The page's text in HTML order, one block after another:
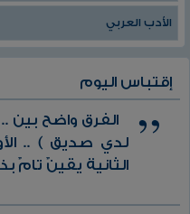
الأدب العربي
إقتباس اليوم
الفرق واضح بين
لدي صديق ) ..
الثانية يقينٌ تامٌ